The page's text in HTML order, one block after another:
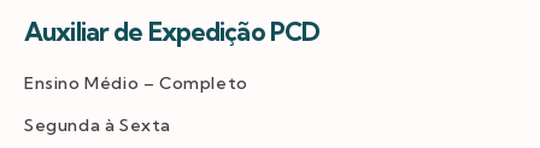
Auxiliar de Expedição PCD
Ensino Médio – Completo
Segunda à Sexta